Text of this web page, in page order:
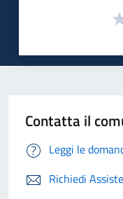
Contatta il
Leggi le
Richiedi